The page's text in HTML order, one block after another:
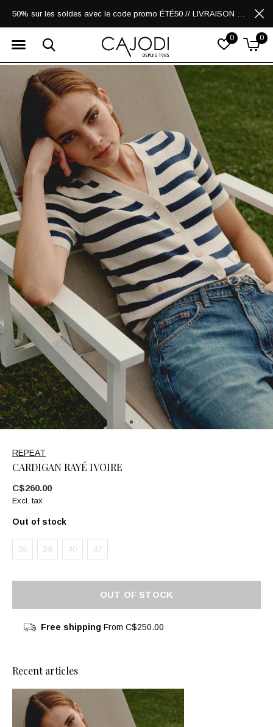
0 0
50% sur les soldes avec le code promo ÉTÉ50 // LIVRAISON GRATUITE POUR LES ACHATS DE 250$ ET PLUS
REPEAT
CARDIGAN RAYÉ IVOIRE
C$260.00
Excl. tax
Out of stock
36 38 40 42
OUT OF STOCK
Free shipping From C$250.00
Recent articles